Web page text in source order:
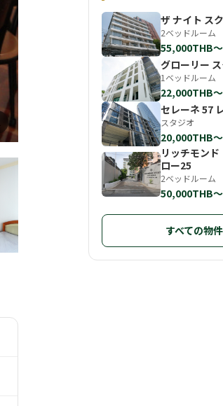
ザ ナイト ス
2ベッドルーム
55,000THB〜
グローリー
1ベッドルーム
22,000THB〜
セレーネ 57
スタジオ
20,000THB〜
リッチモン
ロー25
2ベッドルーム
50,000THB〜
すべての物